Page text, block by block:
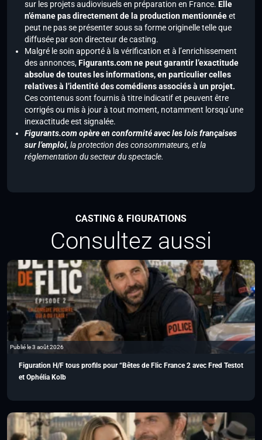
sur les projets audiovisuels en préparation en France. Elle
n’émane pas directement de la production mentionnéeet
peut ne pas se présenter sous sa forme originelle telle que
diffusée par son directeur de casting.
Malgré le soin apporté à la vérification et à l’enrichissement
des annonces,Figurants.com ne peut garantir l’exactitude
absolue de toutes les informations, en particulier celles
relatives à l’identité des comédiens associés à un projet.
Ces contenus sont fournis à titre indicatif et peuvent être
corrigés ou mis à jour à tout moment, notamment lorsqu’une
inexactitude est signalée.
Figurants.com opère en conformité avec les lois françaises
sur l’emploi, la protection des consommateurs, et la
réglementation du secteur du spectacle.
CASTING & FIGURATIONS
Consultez aussi
Publié le 3 août 2026
Figuration H/F tous profils pour “Bêtes de Flic France 2 avec Fred Testot
et Ophélia Kolb